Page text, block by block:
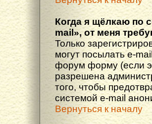
Когда я щёлкаю по
mail», от меня
Только
могут посылать e-
форум форму (если
разрешена
того, чтобы
системой e-mail
Вернуться к началу